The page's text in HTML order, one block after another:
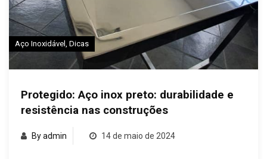
Aço Inoxidável Dicas
Protegido: Aço inox preto: durabilidade e
resistência nas construções
By admin 14 de maio de 2024